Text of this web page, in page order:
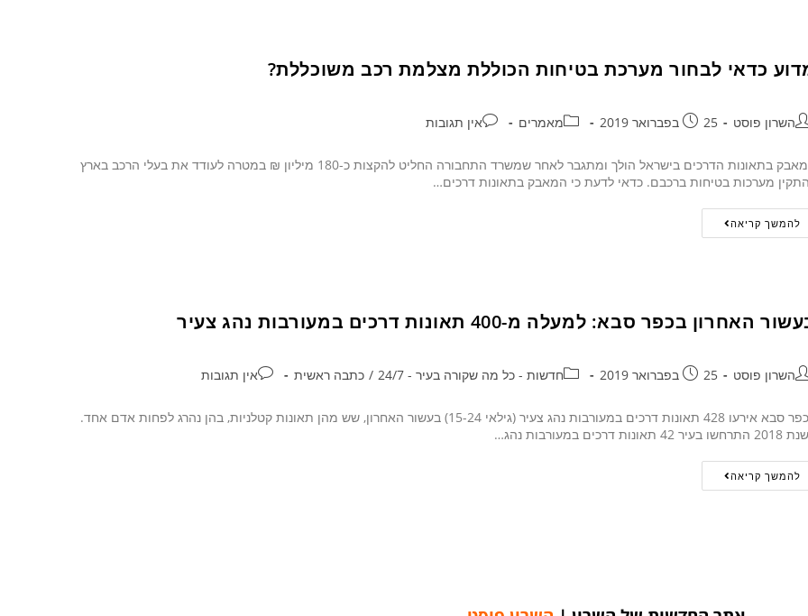
כדאי לבחור מערכת בטיחות הכוללת מצלמת רכב משוכללת?
השרון פוסט 25 בפברואר 2019 מאמרים אין תגובות
המאבק בתאונות הדרכים בישראל הולך ומתגבר לאחר שמשרד התחבורה החליט להקצות כ-180 מיליון ₪ במטרה לעודד את בעלי הרכב בארץ
מערכות בטיחות ברכבם. כדאי לדעת כי המאבק בתאונות דרכים…
להמשך קריאה
האחרון בכפר סבא: למעלה מ-400 תאונות דרכים במעורבות נהג צעיר
השרון פוסט 25 בפברואר 2019 חדשות - כל מה שקורה בעיר - 24/7 / כתבה ראשית אין תגובות
בכפר סבא אירעו 428 תאונות דרכים במעורבות נהג צעיר (גילאי 15-24) בעשור האחרון, שש מהן תאונות קטלניות, בהן נהרג לפחות אדם אחד.
42 תאונות דרכים במעורבות נהג…
להמשך קריאה